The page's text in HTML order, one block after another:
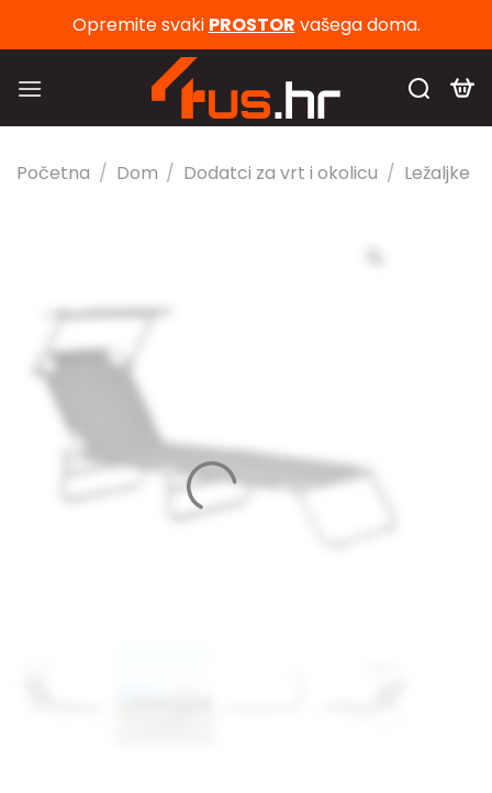
Opremite svaki PROSTOR vašega doma.
Početna / Dom / Dodatci za vrt i okolicu / Ležaljke